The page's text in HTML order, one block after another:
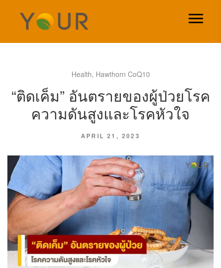
Health, Hawthorn CoQ10
“ติดเค็ม” อันตรายของผู้ป่วยโรค
ความดันสูงและโรคหัวใจ
APRIL 21, 2023